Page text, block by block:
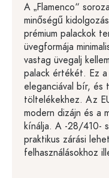
A „Flamenco“
minőségű
prémium palackok
üvegformája
vastag üvegalj
palack értékét. Ez
eleganciával bír, és
töltelékekhez. Az
modern dizájn és a
kínálja. A -28/410-
praktikus zárási
felhasználásokhoz